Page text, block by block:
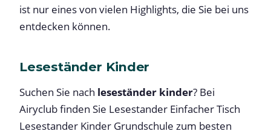
ist nur eines von vielen Highlights, die Sie bei uns
entdecken können.
Leseständer Kinder
Suchen Sie nach leseständer kinder? Bei
Airyclub finden Sie Lesestander Einfacher Tisch
Lesestander Kinder Grundschule zum besten